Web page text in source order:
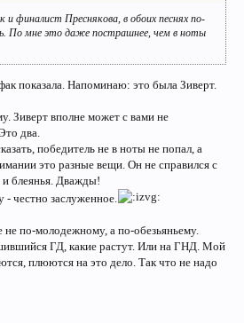
финалист Преснякова, в обоих песнях по-
По мне это даже пострашнее, чем в ноты
показала. Напоминаю: это была Зиверт.
Зиверт вполне может с вами не
два.
победитель не в ноты не попал, а
это разные вещи. Он не справился с
блеянья. Дважды!
честно заслуженное.
по-молодежному, а по-обезьяньему.
ГД, какие растут. Или на ГНД. Мой
плюются на это дело. Так что не надо